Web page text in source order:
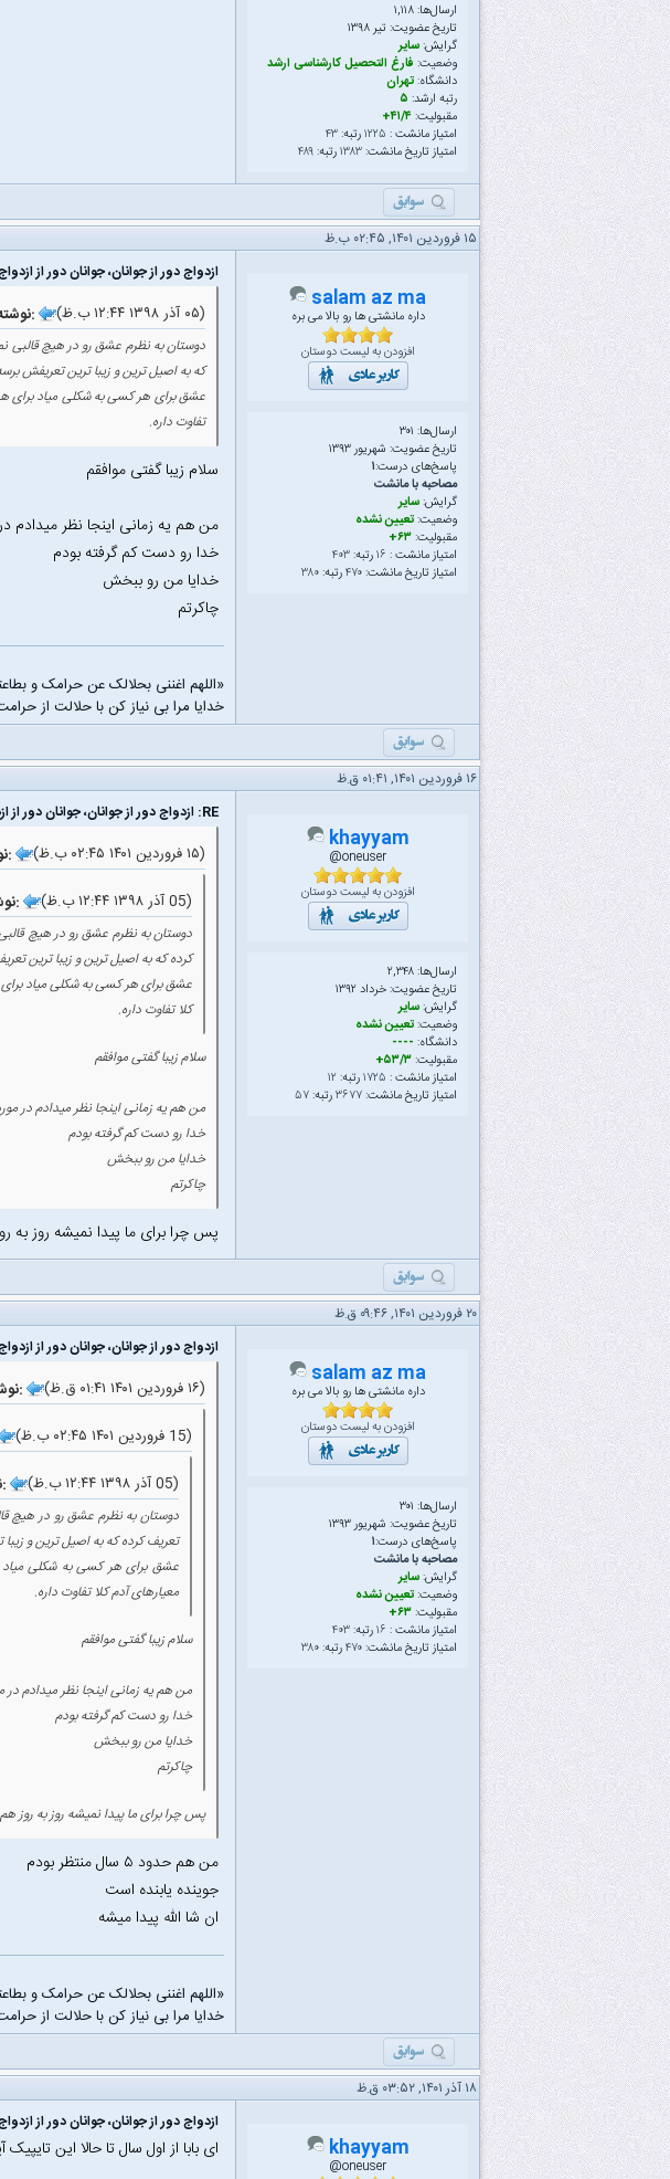
ارسال‌ها: ۱,۱۱۸
تاریخ عضویت: تیر ۱۳۹۸
گرایش:سایر
وضعیت: فارغ التحصیل کارشناسی ارشد
دانشگاه:تهران
رتبه ارشد: ۵
مقبولیت:۴۱/۴+
امتیاز مانشت : ۱۲۲۵رتبه:۴۳
امتیاز تاریخ مانشت:۱۳۸۳رتبه:۴۸۹
۱۵ فروردین ۱۴۰۱, ۰۲:۴۵ ب.ظ
salam az ma
داره مانشتی ها رو بالا می بره
افزودن به لیست دوستان
ارسال‌ها: ۳۰۱
تاریخ عضویت: شهریور ۱۳۹۳
پاسخ‌های درست:۱
مصاحبه با مانشت
گرایش:سایر
وضعیت:تعیین نشده
مقبولیت:۶۳+
امتیاز مانشت : ۱۶رتبه:۴۰۳
امتیاز تاریخ مانشت:۴۷۰رتبه:۳۸۰
ازدواج دور از جوانان، جوانان دور از
(۰۵ آذر ۱۳۹۸ ۱۲:۴۴ ب.ظ) marvelous نوشته شده توسط:
دوستان به نظرم عشق رو در هیچ قالبی
که به اصیل ترین و زیبا ترین تعریفش
عشق برای هر کسی به شکلی میاد
تفاوت داره.
سلام زیبا گفتی موافقم
من هم یه زمانی اینجا نظر
خدا رو دست کم گرفته بودم
خدایا من رو ببخش
چاکرتم
«اللهم اغننی بحلالک عن حرامک و
خدایا مرا بی نیاز کن با حلالت از
۱۶ فروردین ۱۴۰۱, ۰۱:۴۱ ق.ظ
khayyam
oneuser@
افزودن به لیست دوستان
ارسال‌ها: ۲,۳۴۸
تاریخ عضویت: خرداد ۱۳۹۲
گرایش:سایر
وضعیت:تعیین نشده
دانشگاه: ----
مقبولیت:۵۳/۳+
امتیاز مانشت : ۱۷۲۵رتبه: ۱۲
امتیاز تاریخ مانشت:۳۶۷۷رتبه:۵۷
RE: ازدواج دور از جوانان، جوانان دور از ازدواج (هرچه می خواهد دل تنگت بگو...)
(۱۵ فروردین ۱۴۰۱ ۰۲:۴۵ ب.ظ)
salam az ma نوشته شده توسط:
(05 آذر ۱۳۹۸ ۱۲:۴۴ ب.ظ)
marvelous نوشته شده توسط:
دوستان به نظرم عشق رو در هیچ
کرده که به اصیل ترین و زیبا ترین
عشق برای هر کسی به شکلی میاد
کلا تفاوت داره.
سلام زیبا گفتی موافقم
من هم یه زمانی اینجا نظر میدادم در
خدا رو دست کم گرفته بودم
خدایا من رو ببخش
چاکرتم
پس چرا برای ما پیدا نمیشه روز به
۲۰ فروردین ۱۴۰۱, ۰۹:۴۶ ق.ظ
salam az ma
داره مانشتی ها رو بالا می بره
افزودن به لیست دوستان
ارسال‌ها: ۳۰۱
تاریخ عضویت: شهریور ۱۳۹۳
پاسخ‌های درست:۱
مصاحبه با مانشت
گرایش:سایر
وضعیت:تعیین نشده
مقبولیت:۶۳+
امتیاز مانشت : ۱۶رتبه:۴۰۳
امتیاز تاریخ مانشت:۴۷۰رتبه:۳۸۰
ازدواج دور از جوانان، جوانان دور از
(۱۶ فروردین ۱۴۰۱ ۰۱:۴۱ ق.ظ)
khayyam نوشته شده توسط:
(15 فروردین ۱۴۰۱ ۰۲:۴۵ ب.ظ)
(05 آذر ۱۳۹۸ ۱۲:۴۴ ب.ظ)
marvelous نوشته شده توسط:
دوستان به نظرم عشق رو در هیچ
تعریف کرده که به اصیل ترین و
عشق برای هر کسی به شکلی
معیارهای آدم کلا تفاوت داره.
سلام زیبا گفتی موافقم
من هم یه زمانی اینجا نظر میدادم
خدا رو دست کم گرفته بودم
خدایا من رو ببخش
چاکرتم
پس چرا برای ما پیدا نمیشه روز به روز
من هم حدود ۵ سال منتظر بودم
جوینده یابنده است
ان شا الله پیدا میشه
«اللهم اغننی بحلالک عن حرامک و
خدایا مرا بی نیاز کن با حلالت از
۱۸ آذر ۱۴۰۱, ۰۳:۵۲ ق.ظ
khayyam
oneuser@
ازدواج دور از جوانان، جوانان دور از
ای بابا از اول سال تا حالا این